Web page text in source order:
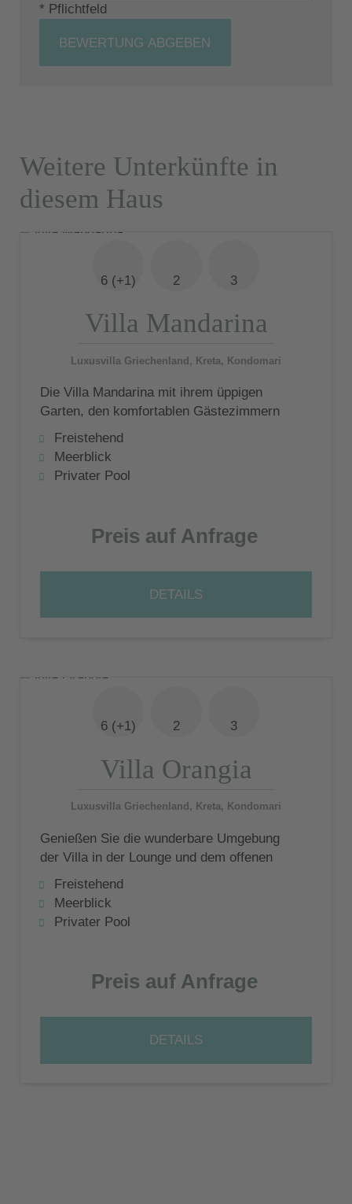
* Pflichtfeld
BEWERTUNG ABGEBEN
Weitere Unterkünfte in
diesem Haus
6 (+1) 2 3
Villa Mandarina
Luxusvilla Griechenland, Kreta, Kondomari
Die Villa Mandarina mit ihrem üppigen
Garten, den komfortablen Gästezimmern
und einer stimmungsvollen Lounge ist ein
zweistöckiges Ferienhaus mit drei
Schlafzimmern, die sechs Gäste
Freistehend
Meerblick
Privater Pool
Preis auf Anfrage
DETAILS
6 (+1) 2 3
Villa Orangia
Luxusvilla Griechenland, Kreta, Kondomari
Genießen Sie die wunderbare Umgebung
der Villa in der Lounge und dem offenen
Wohnraum oder wenn Sie sich etwas
Leckeres in der modernen High-Tech Küche
mit selbst geernteten Produkten aus dem
Freistehend
Meerblick
Privater Pool
Preis auf Anfrage
DETAILS